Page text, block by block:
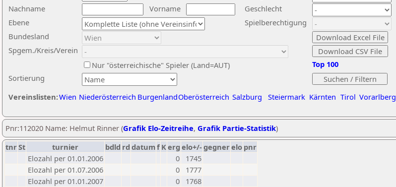
Nachname
Vorname
Ebene
Sortierung
Bundesland
Spgem./Kreis/Verein
Geschlecht
Nur "österreichische" Spieler (Land=AUT)
Spielberechtigung
Vereinslisten:Wien Niederösterreich BurgenlandOberösterreich Salzburg Steiermark Kärnten Tirol Vorarlberg
Top 100
Pnr:112020 Name: Helmut Rinner (Grafik Elo-Zeitreihe, Grafik Partie-Statistik)
tnrSt turnier bdld rd datumf Kerg elo+/-gegnerelo pnr
Elozahl per 01.01.2006
0
1745
Elozahl per 01.07.2006
0
1777
Elozahl per 01.01.2007
0
1768